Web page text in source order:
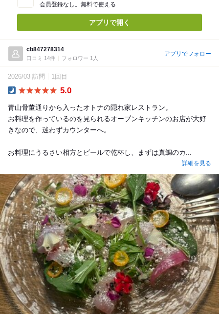
会員登録なし。無料で使える
アプリで開く
cb847278314
口コミ 14件 フォロワー 1人
アプリでフォロー
2026/03 訪問 1回目
5.0
青山骨董通りから入ったオトナの隠れ家レストラン。
お料理を作っているのを見られるオープンキッチンのお店が大好
きなので、迷わずカウンターへ。
お料理にうるさい相方とビールで乾杯し、まずは真鯛のカ...
詳細を見る